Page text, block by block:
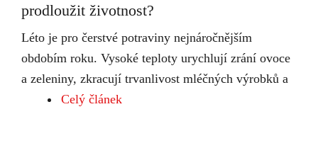
prodloužit životnost?
Léto je pro čerstvé potraviny nejnáročnějším
obdobím roku. Vysoké teploty urychlují zrání ovoce
a zeleniny, zkracují trvanlivost mléčných výrobků a
Celý článek